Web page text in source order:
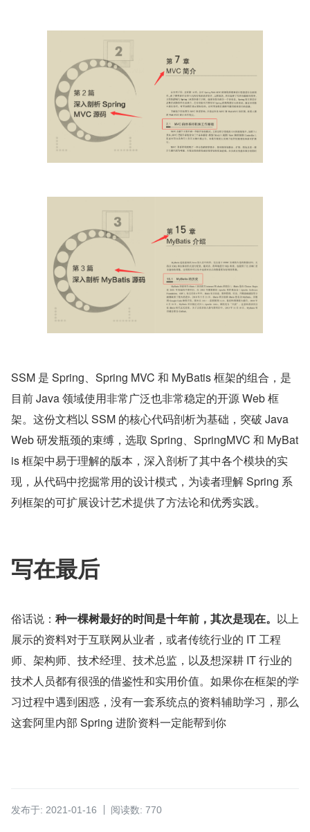
SSM 是 Spring、Spring MVC 和 MyBatis 框架的组合，是
目前 Java 领域使用非常广泛也非常稳定的开源 Web 框
架。这份文档以 SSM 的核心代码剖析为基础，突破 Java
Web 研发瓶颈的束缚，选取 Spring、SpringMVC 和 MyBat
is 框架中易于理解的版本，深入剖析了其中各个模块的实
现，从代码中挖掘常用的设计模式，为读者理解 Spring 系
列框架的可扩展设计艺术提供了方法论和优秀实践。
写在最后
俗话说： 种一棵树最好的时间是十年前，其次是现在。 以上
展示的资料对于互联网从业者，或者传统行业的 IT 工程
师、架构师、技术经理、技术总监，以及想深耕 IT 行业的
技术人员都有很强的借鉴性和实用价值。如果你在框架的学
习过程中遇到困惑，没有一套系统点的资料辅助学习，那么
这套阿里内部 Spring 进阶资料一定能帮到你
发布于: 2021-01-16 阅读数: 770